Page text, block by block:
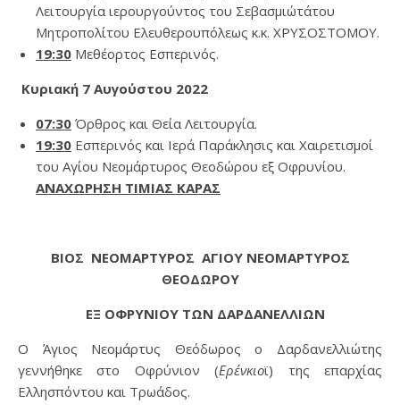
Λειτουργία ιερουργούντος του Σεβασμιώτάτου
Μητροπολίτου Ελευθερουπόλεως κ.κ. ΧΡΥΣΟΣΤΟΜΟΥ.
19:30 Μεθέορτος Εσπερινός.
Κυριακή 7 Αυγούστου 2022
07:30 Όρθρος και Θεία Λειτουργία.
19:30 Εσπερινός και Ιερά Παράκλησις και Χαιρετισμοί
του Αγίου Νεομάρτυρος Θεοδώρου εξ Οφρυνίου.
ΑΝΑΧΩΡΗΣΗ ΤΙΜΙΑΣ ΚΑΡΑΣ
ΒΙΟΣ ΝΕΟΜΑΡΤΥΡΟΣ ΑΓΙΟΥ ΝΕΟΜΑΡΤΥΡΟΣ
ΘΕΟΔΩΡΟΥ
ΕΞ ΟΦΡΥΝΙΟΥ ΤΩΝ ΔΑΡΔΑΝΕΛΛΙΩΝ
Ο Άγιος Νεομάρτυς Θεόδωρος ο Δαρδανελλιώτης
γεννήθηκε στο Οφρύνιον (Ερένκιοϊ) της επαρχίας
Ελλησπόντου και Τρωάδος.